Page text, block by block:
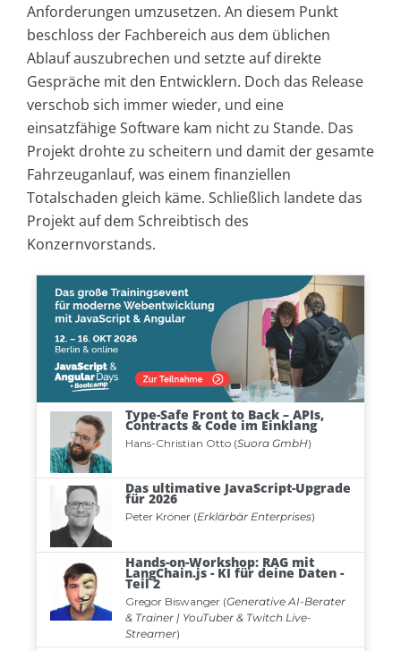
Anforderungen umzusetzen. An diesem Punkt
beschloss der Fachbereich aus dem üblichen
Ablauf auszubrechen und setzte auf direkte
Gespräche mit den Entwicklern. Doch das Release
verschob sich immer wieder, und eine
einsatzfähige Software kam nicht zu Stande. Das
Projekt drohte zu scheitern und damit der gesamte
Fahrzeuganlauf, was einem finanziellen
Totalschaden gleich käme. Schließlich landete das
Projekt auf dem Schreibtisch des
Konzernvorstands.